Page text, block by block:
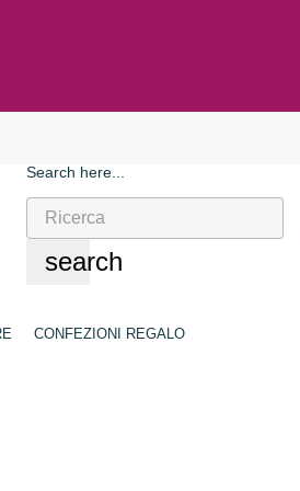
Search here...
search
CONFEZIONI REGALO